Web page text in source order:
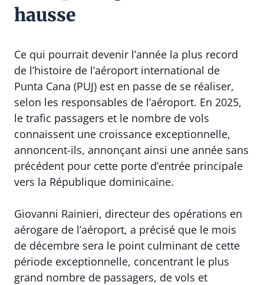
hausse
Ce qui pourrait devenir l’année la plus record
de l’histoire de l’aéroport international de
Punta Cana (PUJ) est en passe de se réaliser,
selon les responsables de l’aéroport. En 2025,
le trafic passagers et le nombre de vols
connaissent une croissance exceptionnelle,
annoncent-ils, annonçant ainsi une année sans
précédent pour cette porte d’entrée principale
vers la République dominicaine.
Giovanni Rainieri, directeur des opérations en
aérogare de l’aéroport, a précisé que le mois
de décembre sera le point culminant de cette
période exceptionnelle, concentrant le plus
grand nombre de passagers, de vols et